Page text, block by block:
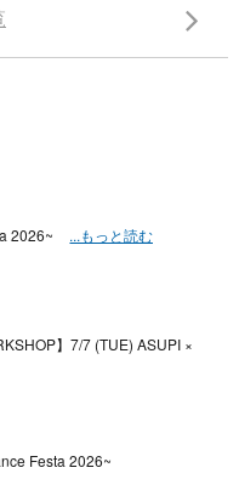
2026~ ...もっと読む
】7/7 (TUE) ASUPI ×
Festa 2026~